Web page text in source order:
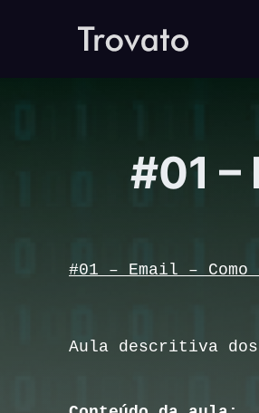
#01 –
#01 – Email –
Aula descritiva